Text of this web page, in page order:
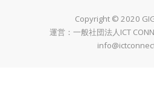
Copyright © 2020
運営：一般社団法人ICT